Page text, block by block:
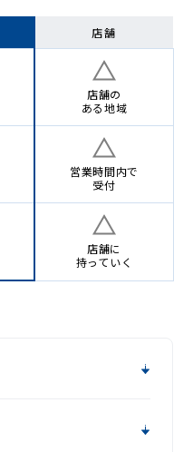
店舗
店舗の
ある地域
営業時間内で
受付
店舗に
持っていく